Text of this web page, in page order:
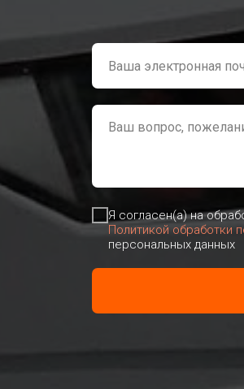
Я согласен(а) на
Политикой обработки
персональных данных